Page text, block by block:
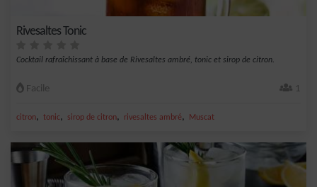
Rivesaltes Tonic
Cocktail rafraîchissant à base de Rivesaltes ambré, tonic et sirop de citron.
Facile 1
citron, tonic, sirop de citron, rivesaltes ambré, Muscat